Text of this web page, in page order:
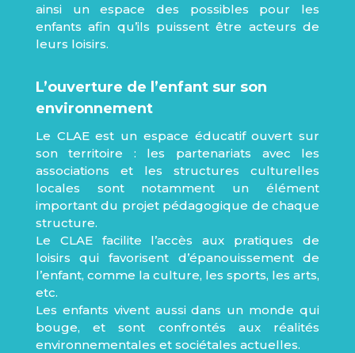
ainsi un espace des possibles pour les
enfants afin qu’ils puissent être acteurs de
leurs loisirs.
L’ouverture de l’enfant sur son
environnement
Le CLAE est un espace éducatif ouvert sur
son territoire : les partenariats avec les
associations et les structures culturelles
locales sont notamment un élément
important du projet pédagogique de chaque
structure.
Le CLAE facilite l’accès aux pratiques de
loisirs qui favorisent d’épanouissement de
l’enfant, comme la culture, les sports, les arts,
etc.
Les enfants vivent aussi dans un monde qui
bouge, et sont confrontés aux réalités
environnementales et sociétales actuelles.